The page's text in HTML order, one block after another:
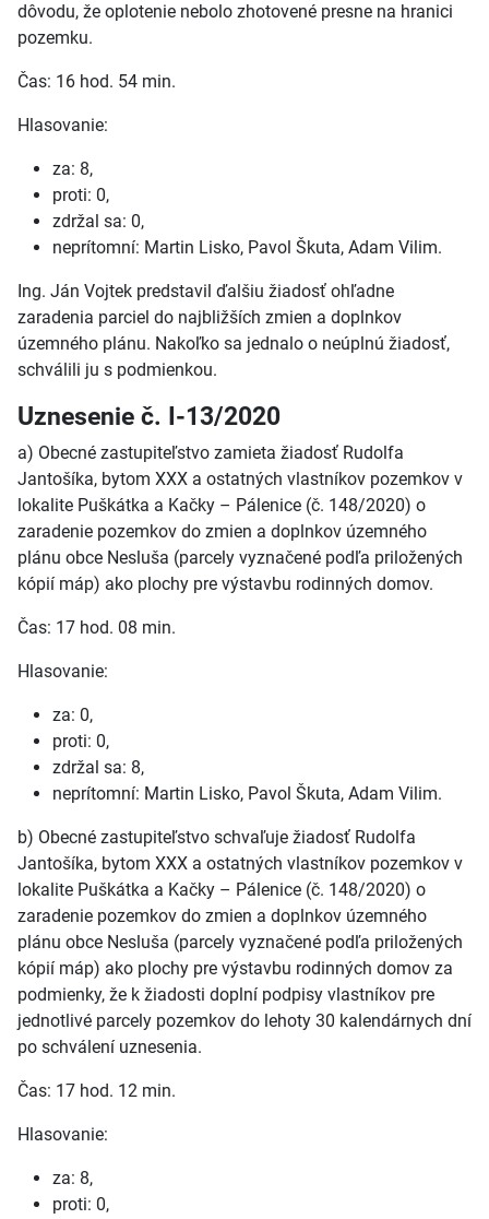
dôvodu, že oplotenie nebolo zhotovené presne na hranici
pozemku.
Čas: 16 hod. 54 min.
Hlasovanie:
za: 8,
proti: 0,
zdržal sa: 0,
neprítomní: Martin Lisko, Pavol Škuta, Adam Vilim.
Ing. Ján Vojtek predstavil ďalšiu žiadosť ohľadne
zaradenia parciel do najbližších zmien a doplnkov
územného plánu. Nakoľko sa jednalo o neúplnú žiadosť,
schválili ju s podmienkou.
Uznesenie č. I-13/2020
a) Obecné zastupiteľstvo zamieta žiadosť Rudolfa
Jantošíka, bytom XXX a ostatných vlastníkov pozemkov v
lokalite Puškátka a Kačky – Pálenice (č. 148/2020) o
zaradenie pozemkov do zmien a doplnkov územného
plánu obce Nesluša (parcely vyznačené podľa priložených
kópií máp) ako plochy pre výstavbu rodinných domov.
Čas: 17 hod. 08 min.
Hlasovanie:
za: 0,
proti: 0,
zdržal sa: 8,
neprítomní: Martin Lisko, Pavol Škuta, Adam Vilim.
b) Obecné zastupiteľstvo schvaľuje žiadosť Rudolfa
Jantošíka, bytom XXX a ostatných vlastníkov pozemkov v
lokalite Puškátka a Kačky – Pálenice (č. 148/2020) o
zaradenie pozemkov do zmien a doplnkov územného
plánu obce Nesluša (parcely vyznačené podľa priložených
kópií máp) ako plochy pre výstavbu rodinných domov za
podmienky, že k žiadosti doplní podpisy vlastníkov pre
jednotlivé parcely pozemkov do lehoty 30 kalendárnych dní
po schválení uznesenia.
Čas: 17 hod. 12 min.
Hlasovanie:
za: 8,
proti: 0,